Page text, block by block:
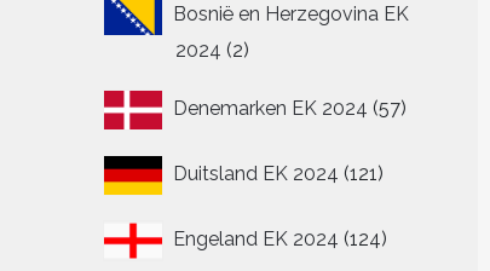
Bosnië en Herzegovina EK
2024 22
Denemarken EK 2024 5757
Duitsland EK 2024 121 121
Engeland EK 2024 124124